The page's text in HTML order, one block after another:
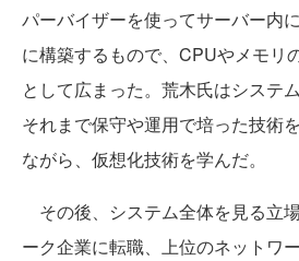
パーバイザーを使ってサーバー内
に構築するもので、CPUやメモリ
として広まった。荒木氏はシステ
それまで保守や運用で培った技術
ながら、仮想化技術を学んだ。
その後、システム全体を見る立
ーク企業に転職、上位のネットワ